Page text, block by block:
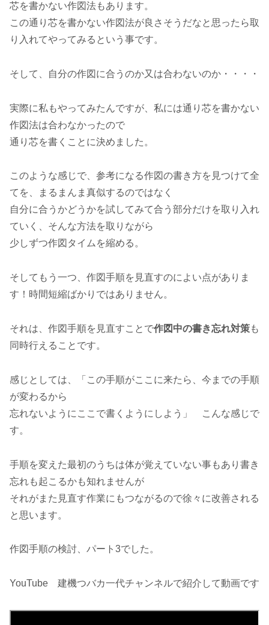
芯を書かない作図法もあります。
この通り芯を書かない作図法が良さそうだなと思ったら取
り入れてやってみるという事です。
そして、自分の作図に合うのか又は合わないのか・・・・
実際に私もやってみたんですが、私には通り芯を書かない
作図法は合わなかったので
通り芯を書くことに決めました。
このような感じで、参考になる作図の書き方を見つけて全
てを、まるまんま真似するのではなく
自分に合うかどうかを試してみて合う部分だけを取り入れ
ていく、そんな方法を取りながら
少しずつ作図タイムを縮める。
そしてもう一つ、作図手順を見直すのによい点がありま
す！時間短縮ばかりではありません。
それは、作図手順を見直すことで作図中の書き忘れ対策も
同時行えることです。
感じとしては、「この手順がここに来たら、今までの手順
が変わるから
忘れないようにここで書くようにしよう」 こんな感じで
す。
手順を変えた最初のうちは体が覚えていない事もあり書き
忘れも起こるかも知れませんが
それがまた見直す作業にもつながるので徐々に改善される
と思います。
作図手順の検討、パート3でした。
YouTube 建機つバカ一代チャンネルで紹介して動画です